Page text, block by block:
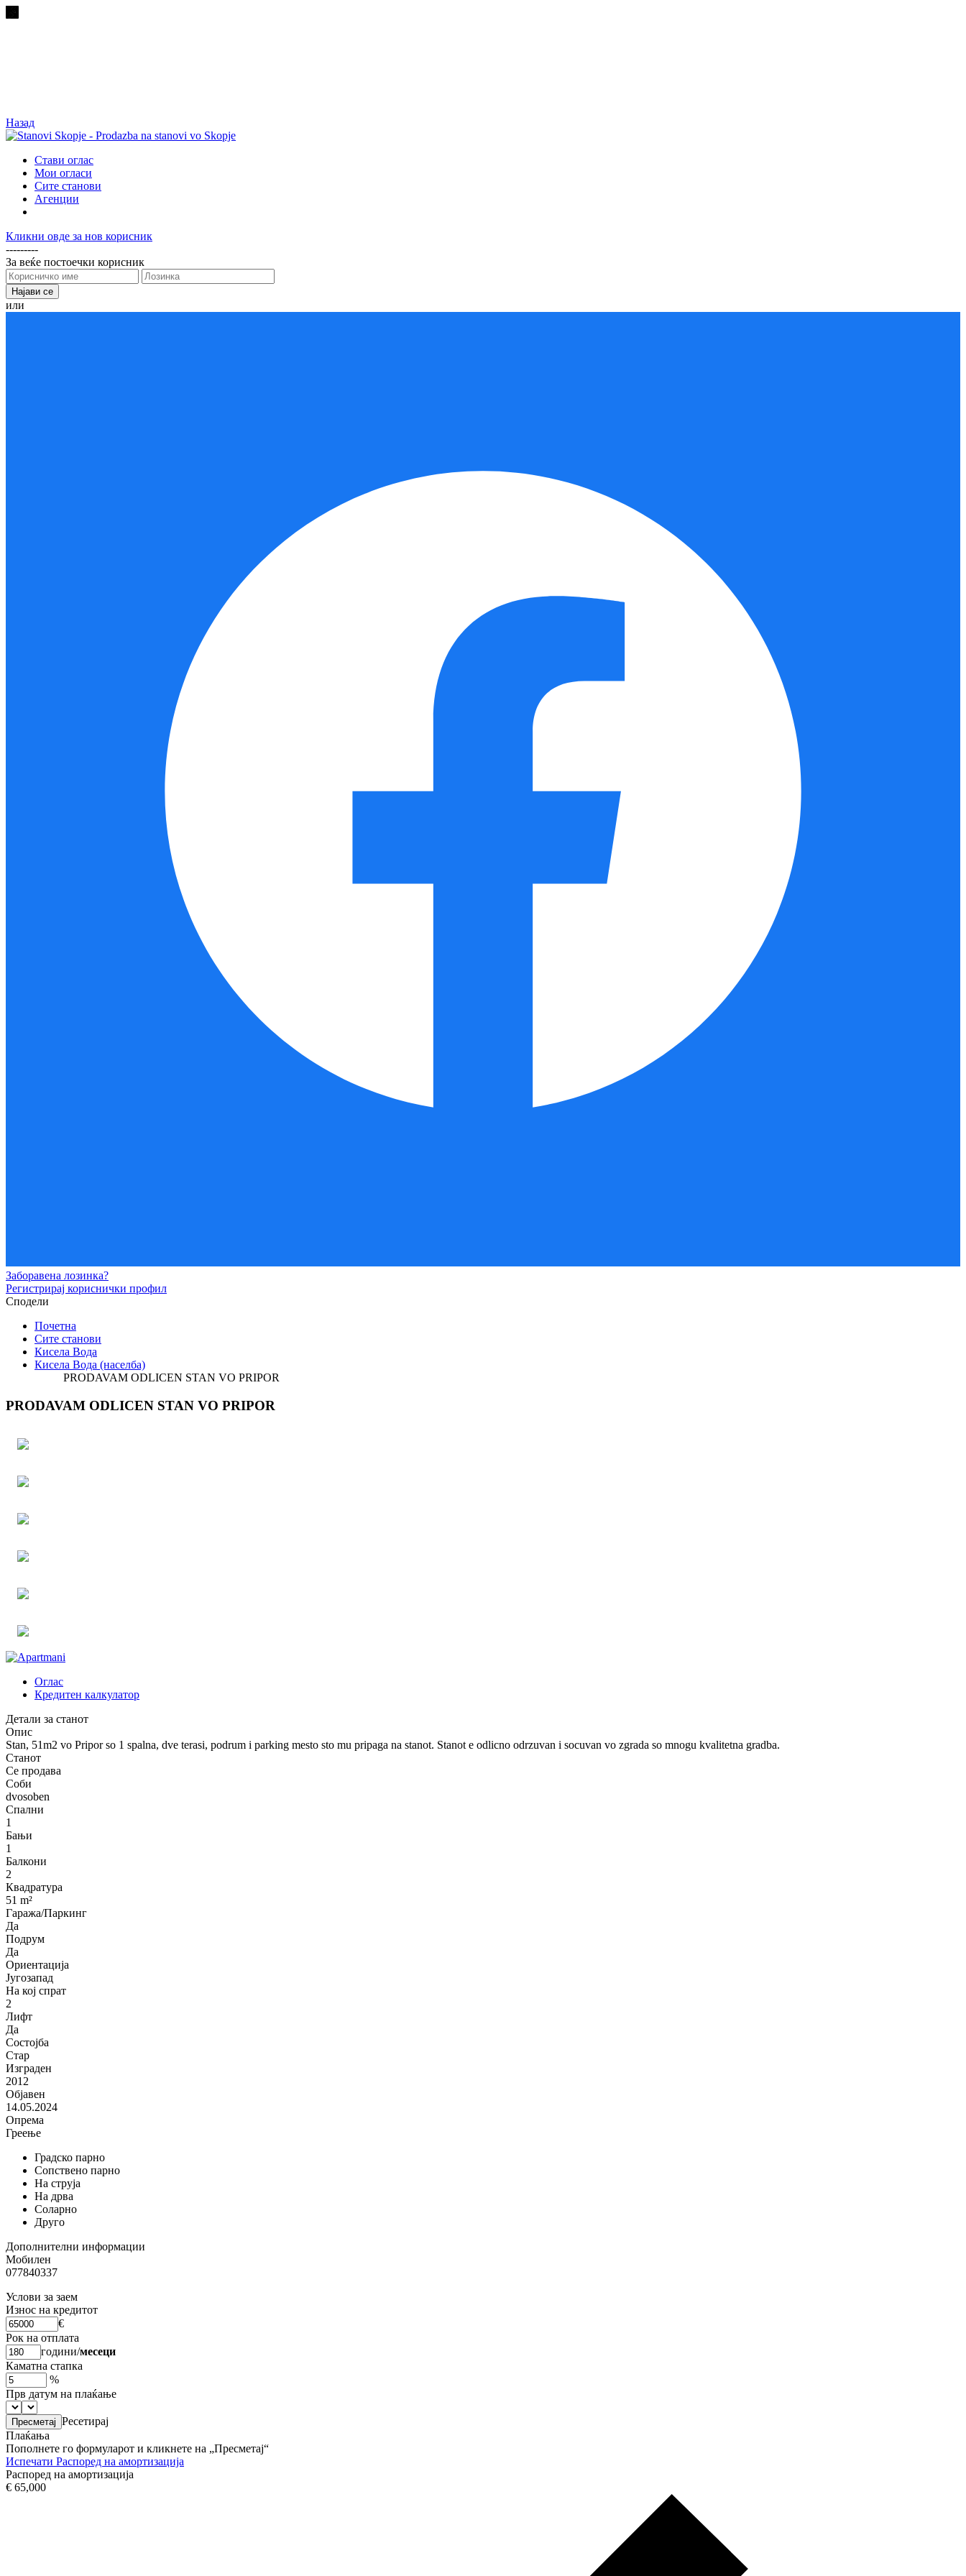
Назад
Стави оглас
Мои огласи
Сите станови
Агенции
Кликни овде за нов корисник
---------
За веќе постоечки корисник
или
Заборавена лозинка?
Регистрирај кориснички профил
Сподели
Почетна
Сите станови
Кисела Вода
Кисела Вода (населба)
PRODAVAM ODLICEN STAN VO PRIPOR
PRODAVAM ODLICEN STAN VO PRIPOR
Оглас
Кредитен калкулатор
Детали за станот
Опис
Stan, 51m2 vo Pripor so 1 spalna, dve terasi, podrum i parking mesto sto mu pripaga na stanot. Stanot e odlicno odrzuvan i socuvan vo zgrada so mnogu kvalitetna gradba.
Станот
Се продава
Соби
dvosoben
Спални
1
Бањи
1
Балкони
2
Квадратура
51 m²
Гаража/Паркинг
Да
Подрум
Да
Ориентација
Југозапад
На кој спрат
2
Лифт
Да
Состојба
Стар
Изграден
2012
Објавен
14.05.2024
Опрема
Греење
Градско парно
Сопствено парно
На струја
На дрва
Соларно
Друго
Дополнителни информации
Мобилен
077840337
Услови за заем
Износ на кредитот
€
Рок на отплата
години/месеци
Каматна стапка
%
Прв датум на плаќање
Ресетирај
Плаќања
Пополнете го формуларот и кликнете на „Пресметај“
Испечати Распоред на амортизација
Распоред на амортизација
€ 65,000